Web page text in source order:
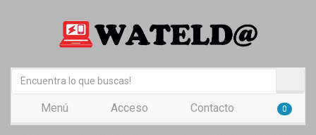
Menú Acceso Contacto 0